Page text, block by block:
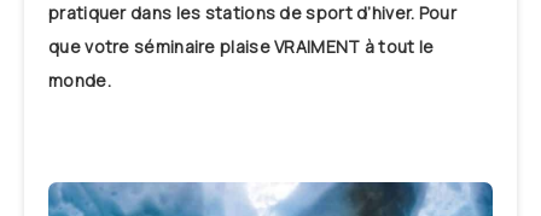
pratiquer dans les stations de sport d’hiver. Pour
que votre séminaire plaise VRAIMENT à tout le
monde.